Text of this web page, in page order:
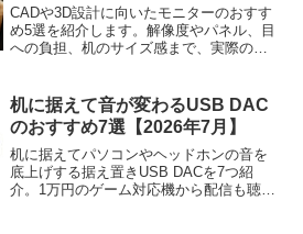
CADや3D設計に向いたモニターのおすす
め5選を紹介します。解像度やパネル、目
への負担、机のサイズ感まで、実際の使
机に据えて音が変わるUSB DAC
のおすすめ7選【2026年7月】
机に据えてパソコンやヘッドホンの音を
底上げする据え置きUSB DACを7つ紹
介。1万円のゲーム対応機から配信も聴け